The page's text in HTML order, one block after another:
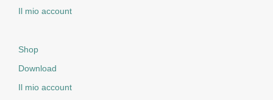
Il mio account
Shop
Download
Il mio account